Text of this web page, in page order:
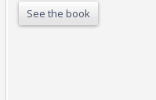
See the book